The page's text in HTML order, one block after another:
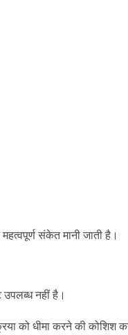
संकेत मानी जाती है।
उपलब्ध नहीं है।
को धीमा करने की कोशिश